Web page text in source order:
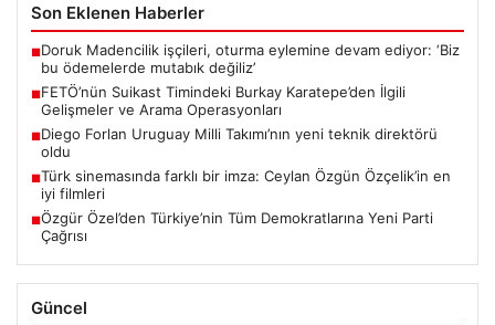
Son Eklenen Haberler
■Doruk Madencilik işçileri, oturma eylemine devam ediyor: ‘Biz
bu ödemelerde mutabık değiliz’
■FETÖ’nün Suikast Timindeki Burkay Karatepe’den İlgili
Gelişmeler ve Arama Operasyonları
■Diego Forlan Uruguay Milli Takımı’nın yeni teknik direktörü
oldu
■Türk sinemasında farklı bir imza: Ceylan Özgün Özçelik’in en
iyi filmleri
■Özgür Özel’den Türkiye’nin Tüm Demokratlarına Yeni Parti
Çağrısı
Güncel